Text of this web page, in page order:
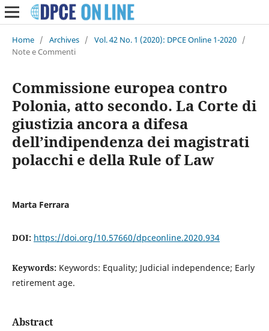
Home / Archives / Vol. 42 No. 1 (2020): DPCE Online 1-2020 /
Note e Commenti
Commissione europea contro
Polonia, atto secondo. La Corte di
giustizia ancora a difesa
dell’indipendenza dei magistrati
polacchi e della Rule of Law
Marta Ferrara
DOI: https://doi.org/10.57660/dpceonline.2020.934
Keywords: Keywords: Equality; Judicial independence; Early
retirement age.
Abstract